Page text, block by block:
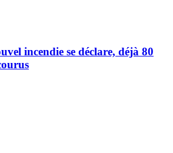
incendie se déclare, déjà 80